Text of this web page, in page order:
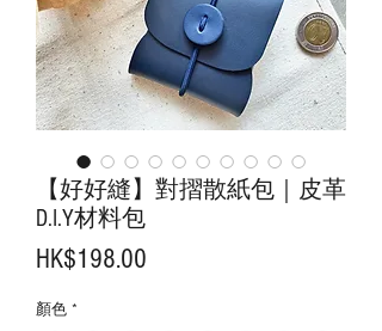
【好好縫】對摺散紙包｜皮革
D.I.Y材料包
HK$198.00
顏色 *